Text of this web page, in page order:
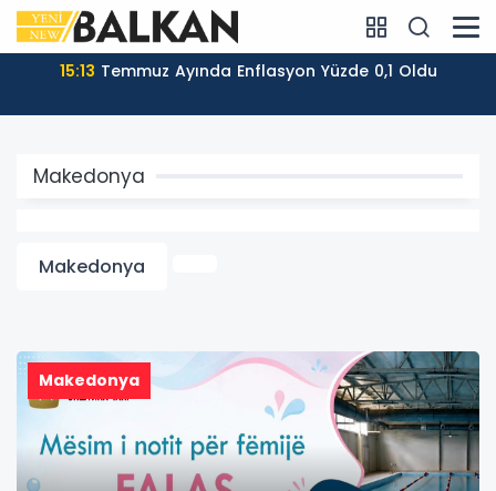
14:07Kuzey Makedonya’nın Dış Ticaret Hacmi 2026’nın
Makedonya
Makedonya
Makedonya